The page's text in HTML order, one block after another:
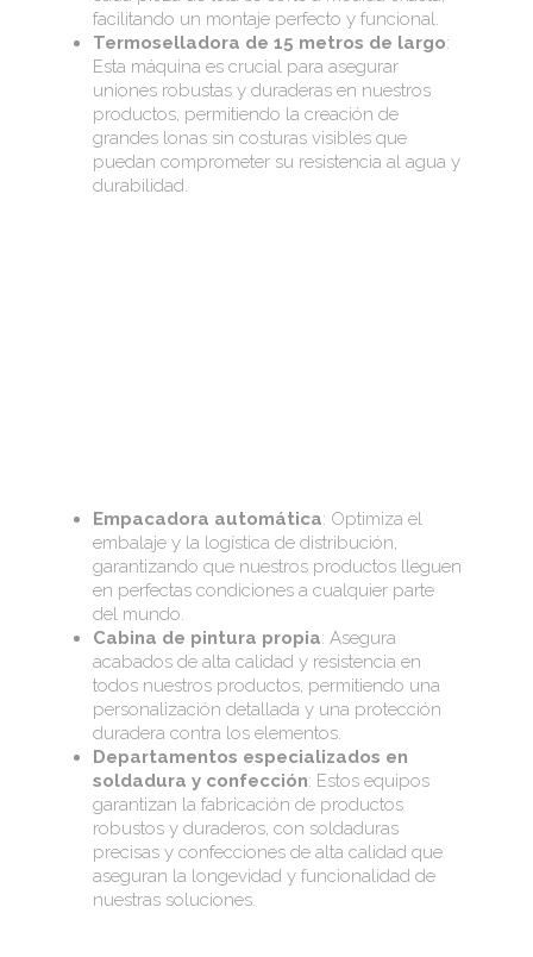
facilitando un montaje perfecto y funcional.
Termoselladora de 15 metros de largo:
Esta máquina es crucial para asegurar
uniones robustas y duraderas en nuestros
productos, permitiendo la creación de
grandes lonas sin costuras visibles que
puedan comprometer su resistencia al agua y
durabilidad.
Empacadora automática: Optimiza el
embalaje y la logística de distribución,
garantizando que nuestros productos lleguen
en perfectas condiciones a cualquier parte
del mundo.
Cabina de pintura propia: Asegura
acabados de alta calidad y resistencia en
todos nuestros productos, permitiendo una
personalización detallada y una protección
duradera contra los elementos.
Departamentos especializados en
soldadura y confección: Estos equipos
garantizan la fabricación de productos
robustos y duraderos, con soldaduras
precisas y confecciones de alta calidad que
aseguran la longevidad y funcionalidad de
nuestras soluciones.